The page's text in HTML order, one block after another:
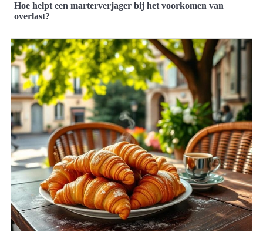
Hoe helpt een marterverjager bij het voorkomen van
overlast?